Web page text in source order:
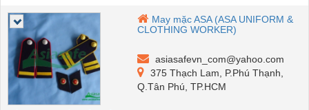
May mặc ASA (ASA UNIFORM &
CLOTHING WORKER)
asiasafevn_com@yahoo.com
375 Thạch Lam, P.Phú Thạnh,
Q.Tân Phú, TP.HCM